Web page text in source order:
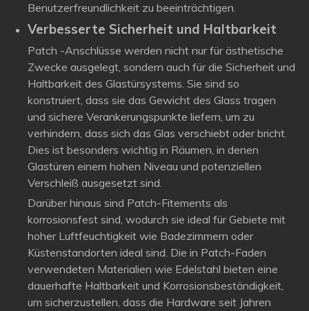
Benutzerfreundlichkeit zu beeinträchtigen.
Verbesserte Sicherheit und Haltbarkeit
Patch -Anschlüsse werden nicht nur für ästhetische
Zwecke ausgelegt, sondern auch für die Sicherheit und
Haltbarkeit des Glastürsystems. Sie sind so
konstruiert, dass sie das Gewicht des Glass tragen
und sichere Verankerungspunkte liefern, um zu
verhindern, dass sich das Glas verschiebt oder bricht.
Dies ist besonders wichtig in Räumen, in denen
Glastüren einem hohen Niveau und potenziellen
Verschleiß ausgesetzt sind.
Darüber hinaus sind Patch-Fitements als
korrosionsfest sind, wodurch sie ideal für Gebiete mit
hoher Luftfeuchtigkeit wie Badezimmern oder
Küstenstandorten ideal sind. Die in Patch-Faden
verwendeten Materialien wie Edelstahl bieten eine
dauerhafte Haltbarkeit und Korrosionsbeständigkeit,
um sicherzustellen, dass die Hardware seit Jahren